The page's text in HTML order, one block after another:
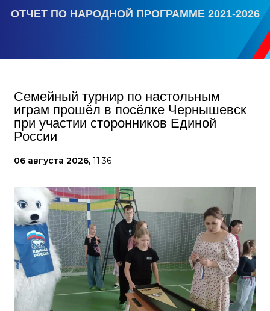
ОТЧЕТ ПО НАРОДНОЙ ПРОГРАММЕ 2021-2026
Семейный турнир по настольным
играм прошёл в посёлке Чернышевск
при участии сторонников Единой
России
06 августа 2026, 11:36